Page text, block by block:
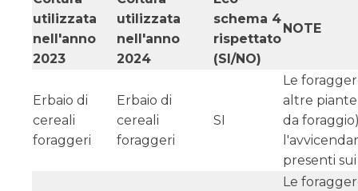
utilizzata
nell'anno
2023
utilizzata
nell'anno
2024
schema 4
rispettato
(SI/NO)
NOTE
Erbaio di
cereali
foraggeri
Erbaio di
cereali
foraggeri
SI
Le
altre
da
presenti
Le